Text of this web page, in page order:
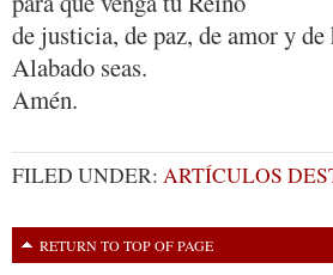
de justicia, de paz, de amor y de
Alabado seas.
Amén.
FILED UNDER: ARTÍCULOS
RETURN TO TOP OF PAGE